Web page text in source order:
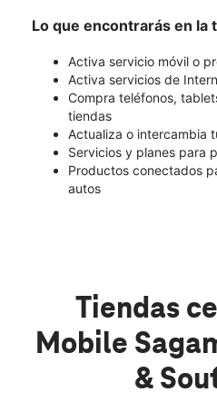
Lo que encontrarás en la
Activa servicio móvil o
Activa servicios de
Compra teléfonos,
tiendas
Actualiza o intercambia
Servicios y planes para
Productos conectados
autos
Tiendas
Mobile
&